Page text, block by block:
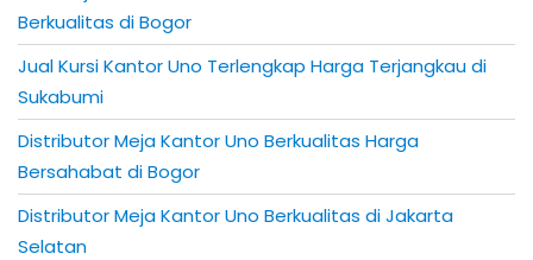
Berkualitas di Bogor
Jual Kursi Kantor Uno Terlengkap Harga Terjangkau di
Sukabumi
Distributor Meja Kantor Uno Berkualitas Harga
Bersahabat di Bogor
Distributor Meja Kantor Uno Berkualitas di Jakarta
Selatan